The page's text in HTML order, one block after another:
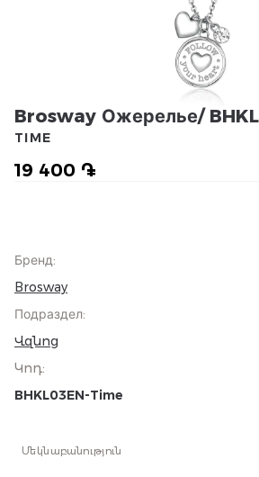
Brosway Ожерелье/
19 400 ֏
TIME
Бренд:
Brosway
Подраздел:
Վզնոց
Կոդ:
BHKL03EN-Time
Մեկնաբանություն